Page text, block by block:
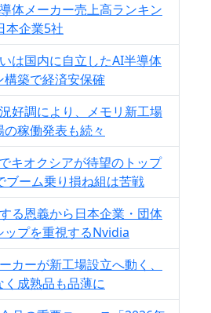
体メーカー売上高ランキン
本企業5社
は国内に自立したAI半導体
築で経済安保確
好調により、メモリ新工場
稼働発表も続々
キオクシアが待望のトップ
ブーム乗り損ね組は苦戦
る恩義から日本企業・団体
ップを重視するNvidia
カーが新工場設立へ動く、
成熟品も品薄に